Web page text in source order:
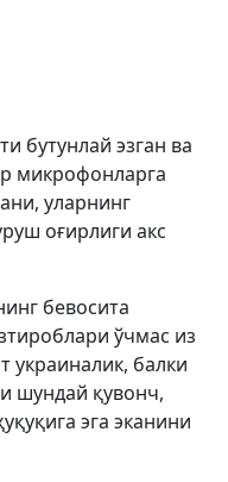
бутунлай эзган ва
микрофонларга
уларнинг
оғирлиги акс
бевосита
ўчмас из
украиналик, балки
шундай қувонч,
эга эканини